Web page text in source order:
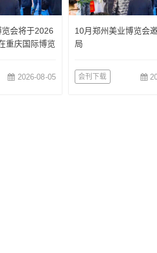
会将于2026
重庆国际博览
2026-08-05
10月郑州美业博览会
局
会刊下载